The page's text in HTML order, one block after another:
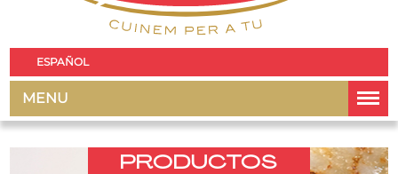
ESPAÑOL
MENU
PRODUCTOS